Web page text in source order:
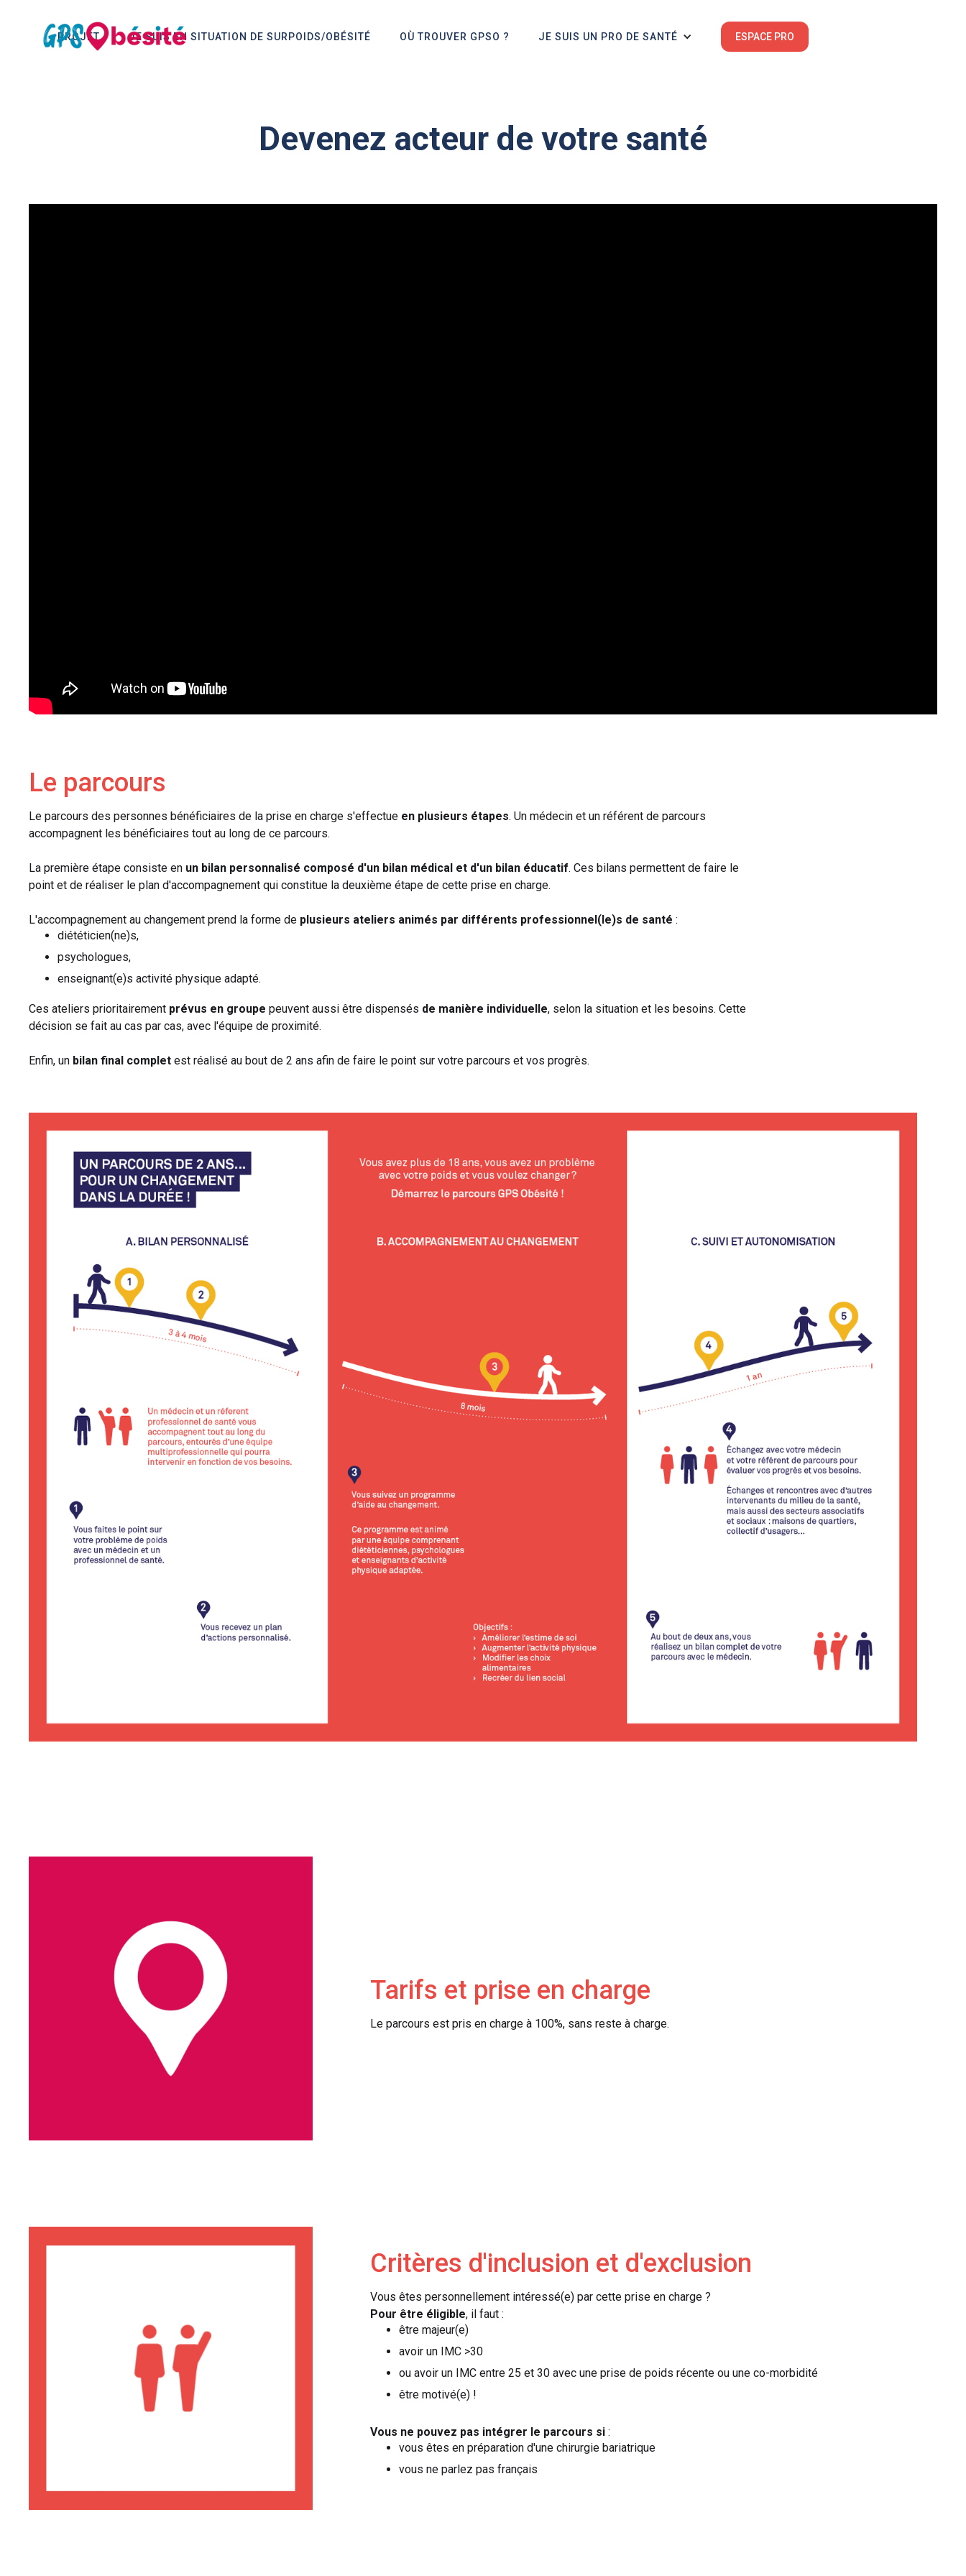
PROJET JE SUIS EN SITUATION DE SURPOIDS/OBÉSITÉ OÙ TROUVER GPSO ? JE SUIS UN PRO DE SANTÉ ESPACE PRO
Devenez acteur de votre santé
Le parcours
Le parcours des personnes bénéficiaires de la prise en charge s'effectue en plusieurs étapes. Un médecin et un référent de parcours
accompagnent les bénéficiaires tout au long de ce parcours.
La première étape consiste en un bilan personnalisé composé d'un bilan médical et d'un bilan éducatif. Ces bilans permettent de faire le
point et de réaliser le plan d'accompagnement qui constitue la deuxième étape de cette prise en charge.
L'accompagnement au changement prend la forme de plusieurs ateliers animés par différents professionnel(le)s de santé :
diététicien(ne)s,
psychologues,
enseignant(e)s activité physique adapté.
Ces ateliers prioritairement prévus en groupe peuvent aussi être dispensés de manière individuelle, selon la situation et les besoins. Cette
décision se fait au cas par cas, avec l'équipe de proximité.
Enfin, un bilan final complet est réalisé au bout de 2 ans afin de faire le point sur votre parcours et vos progrès.
Tarifs et prise en charge
Le parcours est pris en charge à 100%, sans reste à charge.
Critères d'inclusion et d'exclusion
Vous êtes personnellement intéressé(e) par cette prise en charge ?
Pour être éligible, il faut :
être majeur(e)
avoir un IMC >30
ou avoir un IMC entre 25 et 30 avec une prise de poids récente ou une co-morbidité
être motivé(e) !
Vous ne pouvez pas intégrer le parcours si:
vous êtes en préparation d'une chirurgie bariatrique
vous ne parlez pas français